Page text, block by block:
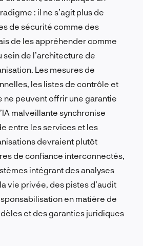
: il ne s’agit plus de
de sécurité comme des
de les appréhender comme
sein de l’architecture de
Les mesures de
les listes de contrôle et
ne peuvent offrir une garantie
malveillante synchronise
entre les services et les
devraient plutôt
de confiance interconnectés,
intégrant des analyses
vie privée, des pistes d’audit
en matière de
et des garanties juridiques